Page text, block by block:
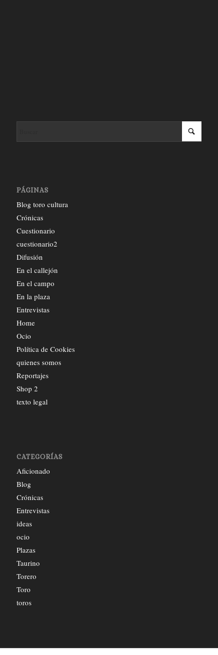
PÁGINAS
Blog toro cultura
Crónicas
Cuestionario
cuestionario2
Difusión
En el callejón
En el campo
En la plaza
Entrevistas
Home
Ocio
Política de Cookies
quienes somos
Reportajes
Shop 2
texto legal
CATEGORÍAS
Aficionado
Blog
Crónicas
Entrevistas
ideas
ocio
Plazas
Taurino
Torero
Toro
toros